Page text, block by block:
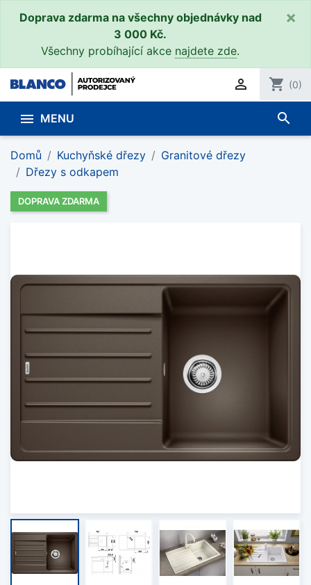
Doprava zdarma na všechny objednávky nad
3 000 Kč.
Všechny probíhající akce najdete zde.
×
 shopping_cart (0)
 MENU search
Domů Kuchyňské dřezy
Granitové dřezy
Dřezy s odkapem
DOPRAVA ZDARMA